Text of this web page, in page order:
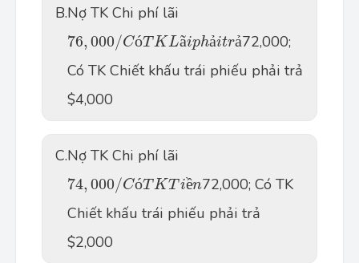
B.Nợ TK Chi phí lãi
76, 000/CóTKLãiphảitrả
76 000 /CóTKLãip ả trả
72,000;
Có TK Chiết khấu trái phiếu phải trả
$4,000
C.Nợ TK Chi phí lãi
74, 000/CóTKTiền
74 000 /CóTKTiền 72,000; Có TK
Chiết khấu trái phiếu phải trả
$2,000